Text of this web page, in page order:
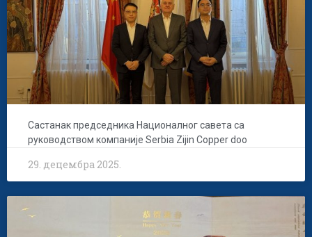
Састанак председника Националног савета са
руководством компаније Serbia Zijin Copper doo
29. децембра 2025.